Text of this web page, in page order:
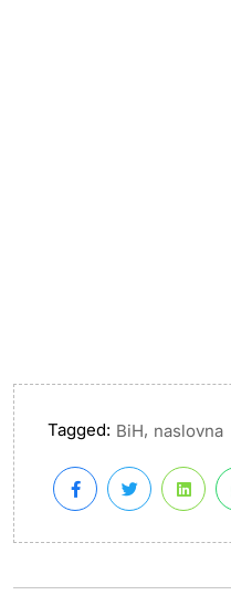
Tagged: BiH, naslovna